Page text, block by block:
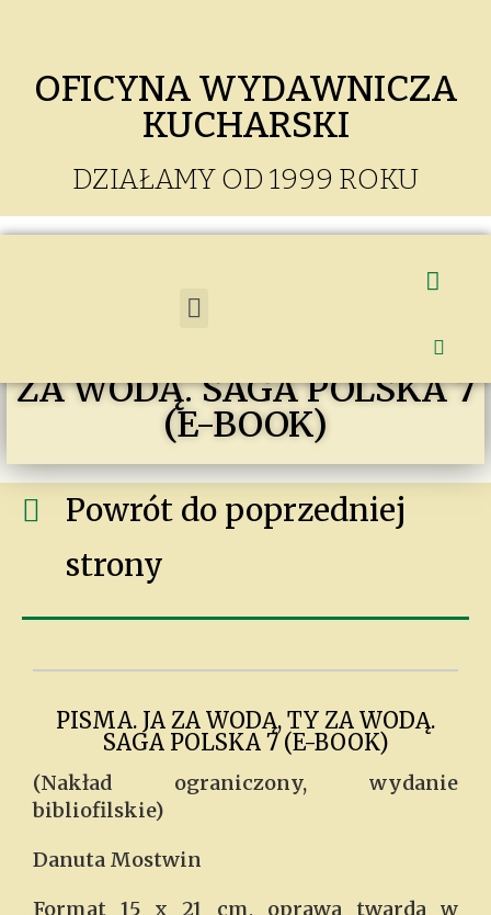
OFICYNA WYDAWNICZA
KUCHARSKI
DZIAŁAMY OD 1999 ROKU
PISMA. JA ZA WODĄ, TY
ZA WODĄ. SAGA POLSKA 7
(E-BOOK)
Powrót do poprzedniej
strony
PISMA. JA ZA WODĄ, TY ZA WODĄ.
SAGA POLSKA 7 (E-BOOK)
(Nakład ograniczony, wydanie
bibliofilskie)
Danuta Mostwin
Format 15 x 21 cm, oprawa twarda w